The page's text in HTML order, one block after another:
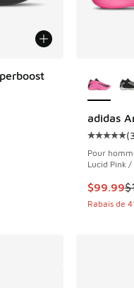
adidas
Cote
(3
Pour
Lucid Pink
Cet
$99.99
Rabais de